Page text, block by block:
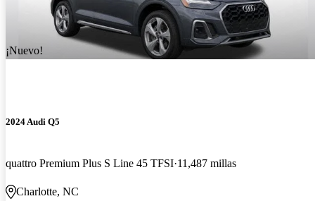
¡Nuevo!
2024 Audi Q5
quattro Premium Plus S Line 45 TFSI 11,487 millas
Charlotte, NC